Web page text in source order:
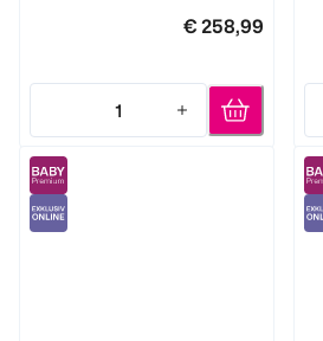
€ 258,99
1
Quantity: 1